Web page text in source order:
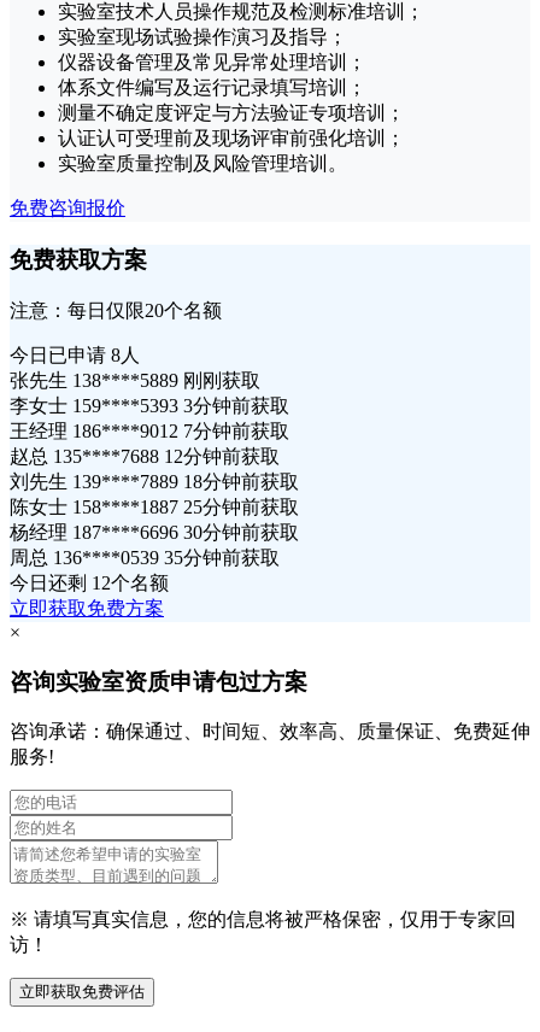
实验室技术人员操作规范及检测标准培训；
实验室现场试验操作演习及指导；
仪器设备管理及常见异常处理培训；
体系文件编写及运行记录填写培训；
测量不确定度评定与方法验证专项培训；
认证认可受理前及现场评审前强化培训；
实验室质量控制及风险管理培训。
免费咨询报价
免费获取方案
注意：每日仅限20个名额
今日已申请 8人
张先生 138****5889 刚刚获取
李女士 159****5393 3分钟前获取
王经理 186****9012 7分钟前获取
赵总 135****7688 12分钟前获取
刘先生 139****7889 18分钟前获取
陈女士 158****1887 25分钟前获取
杨经理 187****6696 30分钟前获取
周总 136****0539 35分钟前获取
今日还剩 12个名额
立即获取免费方案
×
咨询实验室资质申请包过方案
咨询承诺：确保通过、时间短、效率高、质量保证、免费延伸
服务!
※ 请填写真实信息，您的信息将被严格保密，仅用于专家回
访！
立即获取免费评估